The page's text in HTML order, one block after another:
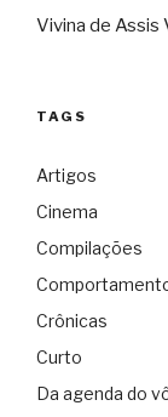
Vivina de Assis
TAGS
Artigos
Cinema
Compilações
Crônicas
Curto
Da agenda do